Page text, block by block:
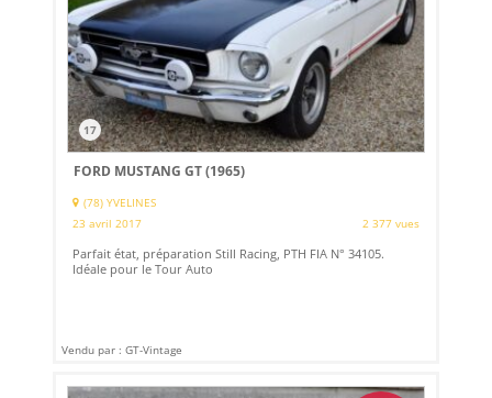
17
FORD MUSTANG GT (1965)
(78) YVELINES
23 avril 2017
2 377 vues
Parfait état, préparation Still Racing, PTH FIA N° 34105.
Idéale pour le Tour Auto
Vendu par : GT-Vintage